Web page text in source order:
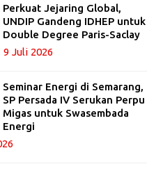
Perkuat Jejaring Global,
UNDIP Gandeng IDHEP untuk
Double Degree Paris-Saclay
9 Juli 2026
Seminar Energi di Semarang,
SP Persada IV Serukan Perpu
Migas untuk Swasembada
Energi